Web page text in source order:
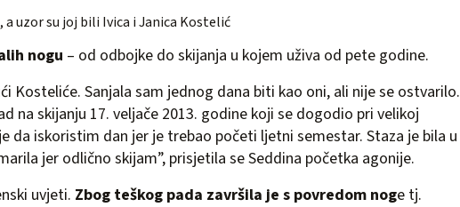
a uzor su joj bili Ivica i Janica Kostelić
nogu – od odbojke do skijanja u kojem uživa od pete godine.
Kosteliće. Sanjala sam jednog dana biti kao oni, ali nije se ostvarilo.
na skijanju 17. veljače 2013. godine koji se dogodio pri velikoj
da iskoristim dan jer je trebao početi ljetni semestar. Staza je bila u
jer odlično skijam”, prisjetila se Seddina početka agonije.
uvjeti. Zbog teškog pada završila je s povredom noge tj.